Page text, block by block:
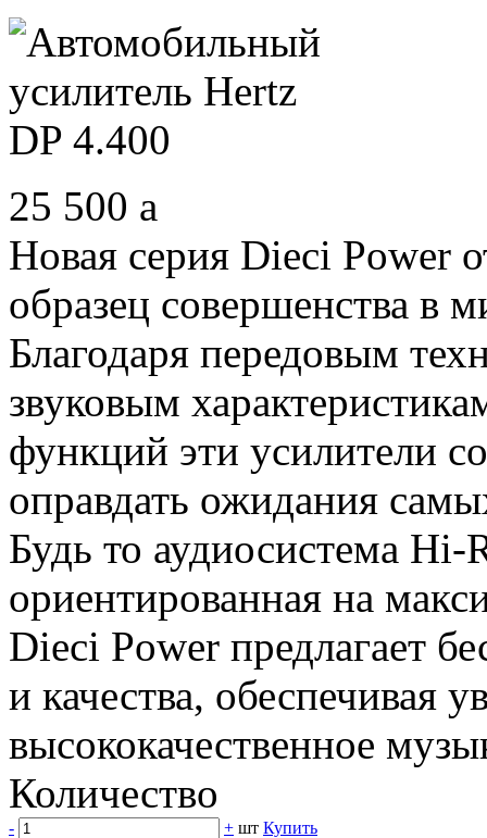
25 500 a
Новая серия Dieci Power
образец совершенства в
Благодаря передовым
звуковым
функций эти усилители
оправдать ожидания
Будь то аудиосистема Hi-
ориентированная на
Dieci Power предлагает
и качества, обеспечивая
высококачественное
Количество
- + шт Купить